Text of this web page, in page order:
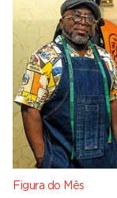
Figura do Mês